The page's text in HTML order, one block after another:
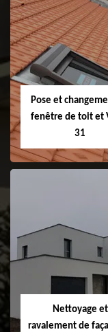
Couvreur
Pose et
fenêtre de toit et
31
Pose et
changement
fenêtre de
Velux 31
Nettoyage et
ravalement de